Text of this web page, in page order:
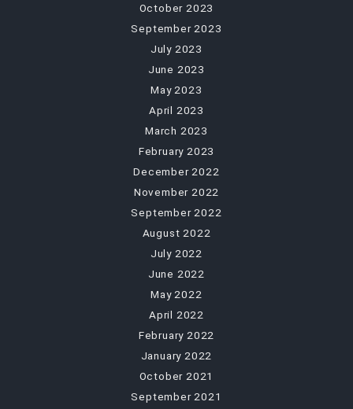
October 2023
September 2023
July 2023
June 2023
May 2023
April 2023
March 2023
February 2023
December 2022
November 2022
September 2022
August 2022
July 2022
June 2022
May 2022
April 2022
February 2022
January 2022
October 2021
September 2021